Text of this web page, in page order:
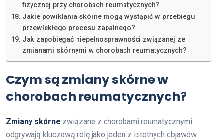
fizycznej przy chorobach reumatycznych?
Jakie powikłania skórne mogą wystąpić w przebiegu
przewlekłego procesu zapalnego?
Jak zapobiegać niepełnosprawności związanej ze
zmianami skórnymi w chorobach reumatycznych?
Czym są zmiany skórne w
chorobach reumatycznych?
Zmiany skórne związane z chorobami reumatycznymi
odgrywają kluczową rolę jako jeden z istotnych objawów.